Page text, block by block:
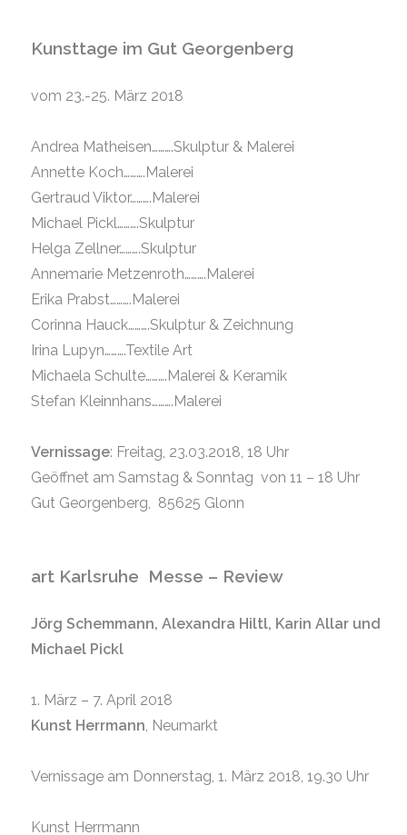
Kunsttage im Gut Georgenberg
vom 23.-25. März 2018
Andrea Matheisen……….Skulptur & Malerei
Annette Koch……….Malerei
Gertraud Viktor……….Malerei
Michael Pickl……….Skulptur
Helga Zellner……….Skulptur
Annemarie Metzenroth……….Malerei
Erika Prabst……….Malerei
Corinna Hauck……….Skulptur & Zeichnung
Irina Lupyn……….Textile Art
Michaela Schulte……….Malerei & Keramik
Stefan Kleinnhans……….Malerei
Vernissage: Freitag, 23.03.2018, 18 Uhr
Geöffnet am Samstag & Sonntag von 11 – 18 Uhr
Gut Georgenberg, 85625 Glonn
art Karlsruhe Messe – Review
Jörg Schemmann, Alexandra Hiltl, Karin Allar und
Michael Pickl
1. März – 7. April 2018
Kunst Herrmann, Neumarkt
Vernissage am Donnerstag, 1. März 2018, 19.30 Uhr
Kunst Herrmann